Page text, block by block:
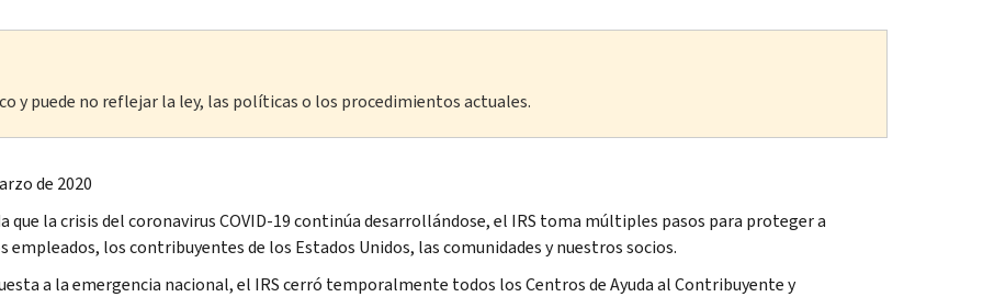
y puede no reflejar la ley, las políticas o los procedimientos actuales.
de 2020
que la crisis del coronavirus COVID-19 continúa desarrollándose, el IRS toma múltiples pasos para proteger a
empleados, los contribuyentes de los Estados Unidos, las comunidades y nuestros socios.
a la emergencia nacional, el IRS cerró temporalmente todos los Centros de Ayuda al Contribuyente y